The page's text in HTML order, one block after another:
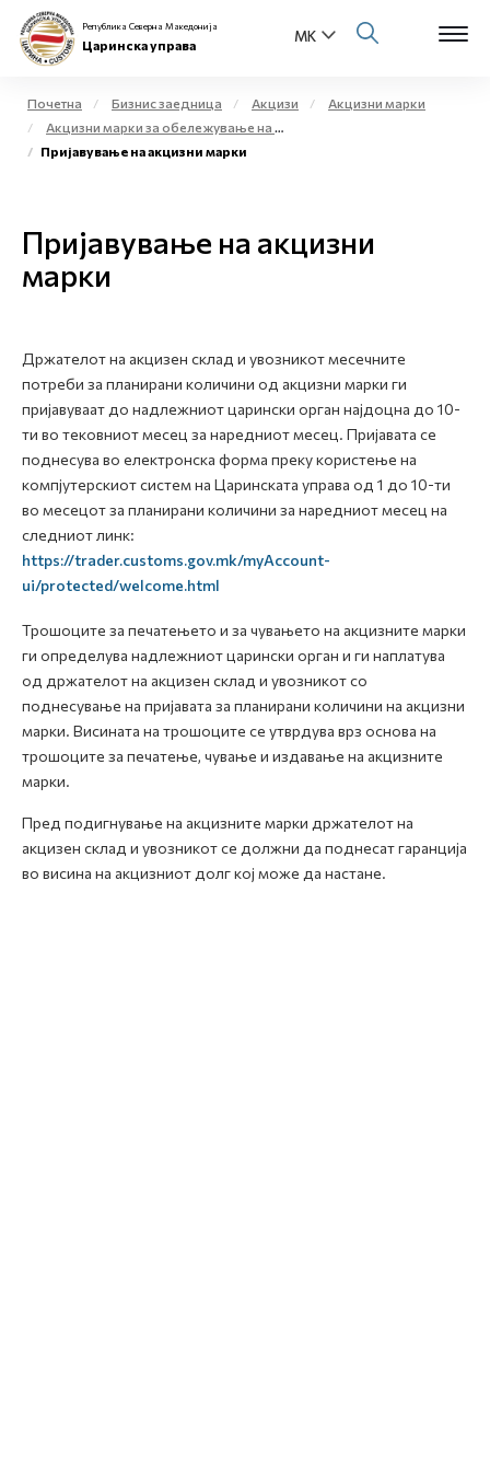
За нас
Бизнис заедница
Медиа центар
Контакт
Е-Весник
Република Северна Македонија
Царинска управа
Почетна Бизнис заедница Акцизи
Акцизни марки
Акцизни марки за обележување на жестоки алкохолни производи и меѓупроизводи
Пријавување на акцизни марки
Пријавување на акцизни
марки
Држателот на акцизен склад и увозникот месечните
потреби за планирани количини од акцизни марки ги
пријавуваат до надлежниот царински орган најдоцна до 10-
ти во тековниот месец за наредниот месец. Пријавата се
поднесува во електронска форма преку користење на
компјутерскиот систем на Царинската управа од 1 до 10-ти
во месецот за планирани количини за наредниот месец на
следниот линк:
https://trader.customs.gov.mk/myAccount-
ui/protected/welcome.html
Трошоците за печатењето и за чувањето на акцизните марки
ги определува надлежниот царински орган и ги наплатува
од држателот на акцизен склад и увозникот со
поднесување на пријавата за планирани количини на акцизни
марки. Висината на трошоците се утврдува врз основа на
трошоците за печатење, чување и издавање на акцизните
марки.
Пред подигнување на акцизните марки држателот на
акцизен склад и увозникот се должни да поднесат гаранција
во висина на акцизниот долг кој може да настане.